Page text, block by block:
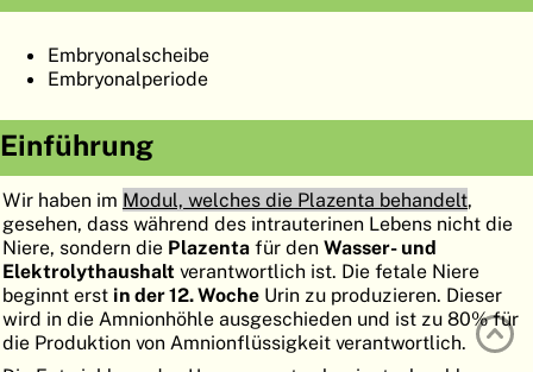
Embryonalscheibe
Embryonalperiode
Einführung
Wir haben im Modul, welches die Plazenta behandelt,
gesehen, dass während des intrauterinen Lebens nicht die
Niere, sondern die Plazenta für den Wasser- und
Elektrolythaushalt verantwortlich ist. Die fetale Niere
beginnt erst in der 12. Woche Urin zu produzieren. Dieser
wird in die Amnionhöhle ausgeschieden und ist zu 80% für
die Produktion von Amnionflüssigkeit verantwortlich.